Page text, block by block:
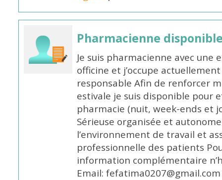
Pharmacienne
Je suis pharmacienne avec
officine et j’occupe
responsable Afin de renforcer
estivale je suis disponible pour
pharmacie (nuit, week-ends et
Sérieuse organisée et
l’environnement de travail et
professionnelle des patients
information complémentaire
Email: fefatima0207@gmail.com